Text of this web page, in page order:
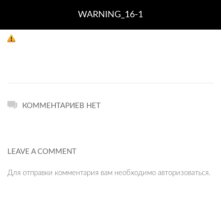
WARNING_16-1
КОММЕНТАРИЕВ НЕТ
LEAVE A COMMENT
Для отправки комментария вам необходимо авторизоваться.